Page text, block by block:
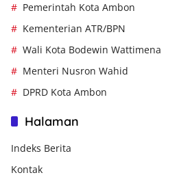
Pemerintah Kota Ambon
Kementerian ATR/BPN
Wali Kota Bodewin Wattimena
Menteri Nusron Wahid
DPRD Kota Ambon
Halaman
Indeks Berita
Kontak